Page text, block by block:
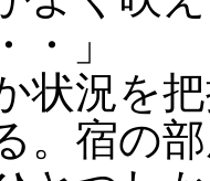
・」
況を把
。宿の